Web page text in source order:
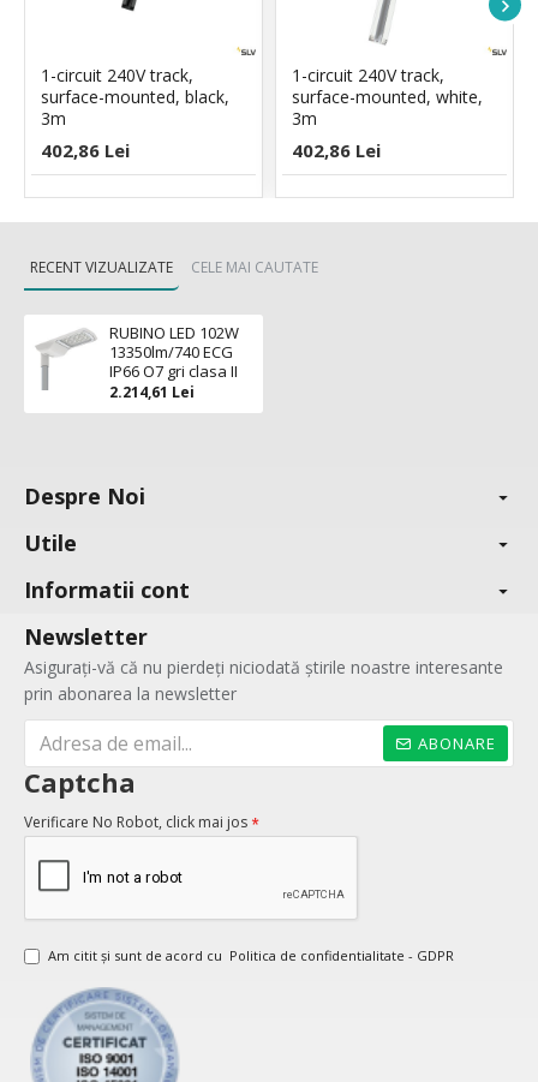
1-circuit 240V track,
surface-mounted, black,
3m
402,86 Lei
1-circuit 240V track,
surface-mounted, white,
3m
402,86 Lei
RECENT VIZUALIZATE CELE MAI CAUTATE
RUBINO LED 102W
13350lm/740 ECG
IP66 O7 gri clasa II
2.214,61 Lei
Despre Noi
Utile
Informatii cont
Newsletter
Asigurați-vă că nu pierdeți niciodată știrile noastre interesante
prin abonarea la newsletter
ABONARE
Captcha
Verificare No Robot, click mai jos
Am citit şi sunt de acord cu Politica de confidentialitate - GDPR